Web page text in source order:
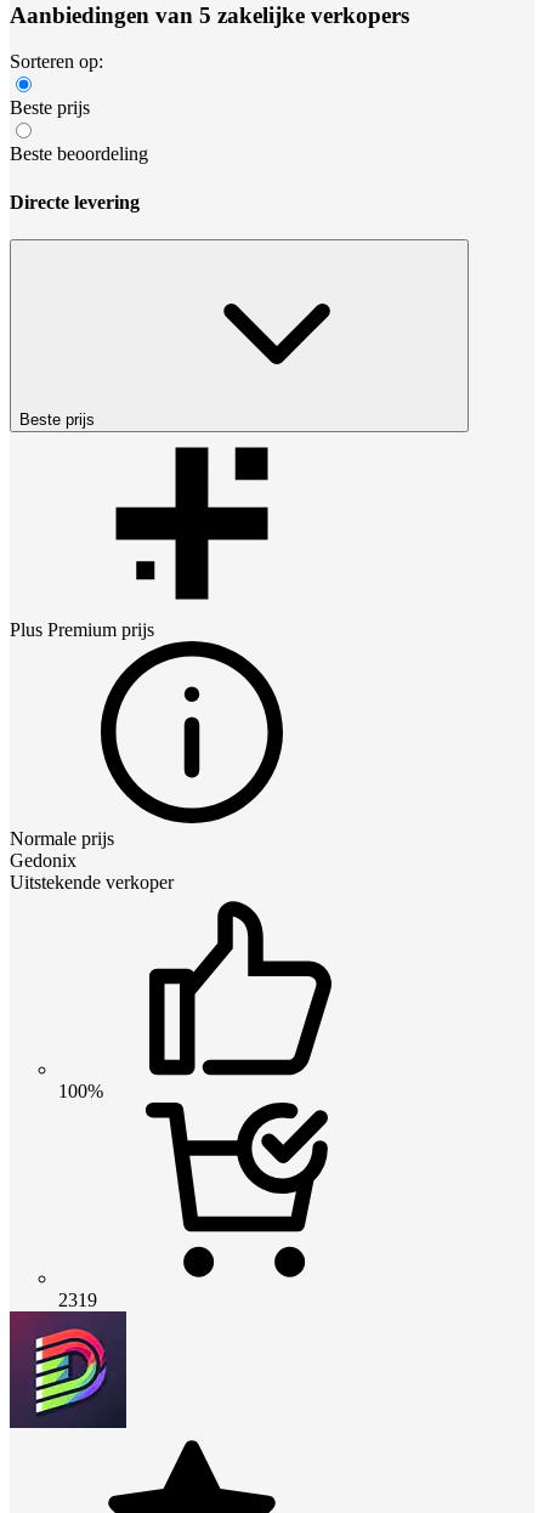
Aanbiedingen van 5 zakelijke verkopers
Sorteren op:
Beste prijs
Beste beoordeling
Directe levering
Beste prijs
Plus Premium prijs
Normale prijs
Gedonix
Uitstekende verkoper
100%
2319